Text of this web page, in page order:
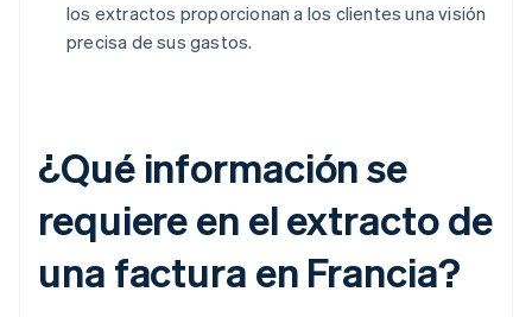
los extractos proporcionan a los clientes una visión
precisa de sus gastos.
¿Qué información se
requiere en el extracto de
una factura en Francia?